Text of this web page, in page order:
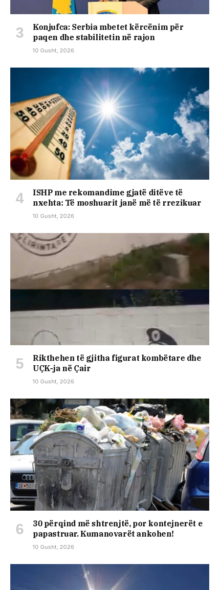
Konjufca: Serbia mbetet kërcënim për
paqen dhe stabilitetin në rajon
10 Gusht, 2026
ISHP me rekomandime gjatë ditëve të
nxehta: Të moshuarit janë më të rrezikuar
10 Gusht, 2026
Rikthehen të gjitha figurat kombëtare dhe
UÇK-ja në Çair
10 Gusht, 2026
30 përqind më shtrenjtë, por kontejnerët e
papastruar. Kumanovarët ankohen!
10 Gusht, 2026